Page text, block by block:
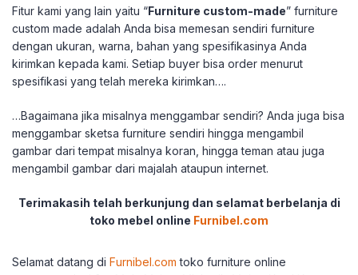
Fitur kami yang lain yaitu “Furniture custom-made” furniture
custom made adalah Anda bisa memesan sendiri furniture
dengan ukuran, warna, bahan yang spesifikasinya Anda
kirimkan kepada kami. Setiap buyer bisa order menurut
spesifikasi yang telah mereka kirimkan….
…Bagaimana jika misalnya menggambar sendiri? Anda juga bisa
menggambar sketsa furniture sendiri hingga mengambil
gambar dari tempat misalnya koran, hingga teman atau juga
mengambil gambar dari majalah ataupun internet.
Terimakasih telah berkunjung dan selamat berbelanja di
toko mebel online Furnibel.com
Selamat datang di Furnibel.com toko furniture online